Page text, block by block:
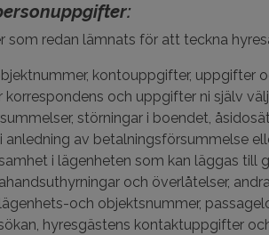
som redan lämnats för att teckna
kontouppgifter, uppgifter
korrespondens och uppgifter ni själv
störningar i boendet,
anledning av betalningsförsummelse
i lägenheten som kan läggas
och överlåtelser,
och objektsnummer,
hyresgästens kontaktuppgifter